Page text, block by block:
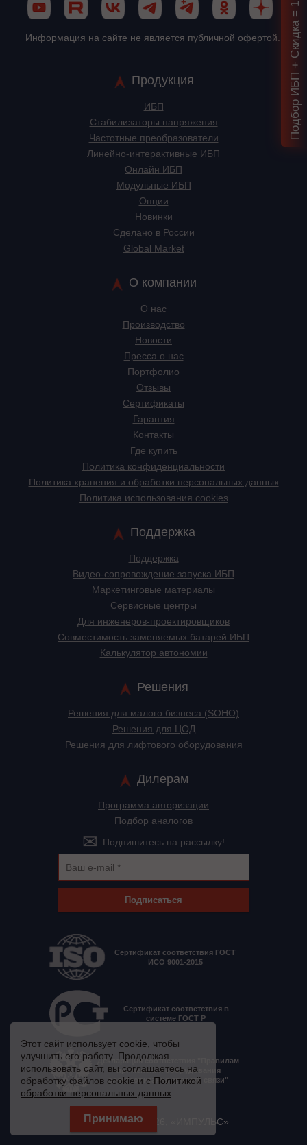
Информация на сайте не является публичной офертой.
Продукция
ИБП
Стабилизаторы напряжения
Частотные преобразователи
Линейно-интерактивные ИБП
Онлайн ИБП
Модульные ИБП
Опции
Новинки
Сделано в России
Global Market
О компании
О нас
Производство
Новости
Пресса о нас
Портфолио
Отзывы
Сертификаты
Гарантия
Контакты
Где купить
Политика конфиденциальности
Политика хранения и обработки персональных данных
Политика использования cookies
Поддержка
Поддержка
Видео-сопровождение запуска ИБП
Маркетинговые материалы
Сервисные центры
Для инженеров-проектировщиков
Cовместимость заменяемых батарей ИБП
Калькулятор автономии
Решения
Решения для малого бизнеса (SOHO)
Решения для ЦОД
Решения для лифтового оборудования
Дилерам
Программа авторизации
Подбор аналогов
Подпишитесь на рассылку!
Подписаться
Сертификат соответствия ГОСТ
ИСО 9001-2015
Сертификат соответствия в
системе ГОСТ Р
Декларация соответствия "Правилам
применения оборудования
электропитания средств связи"
© 2008 - 2026, «ИМПУЛЬС»
Подбор ИБП + Скидка = 1 мин!
Этот сайт использует cookie , чтобы
улучшить его работу. Продолжая
использовать сайт, вы соглашаетесь на
обработку файлов cookie и с Политикой
обработки персональных данных